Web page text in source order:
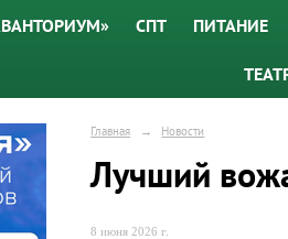
СПТ ПИТАНИЕ
Главная → Новости
Лучший
8 июня 2026 г.